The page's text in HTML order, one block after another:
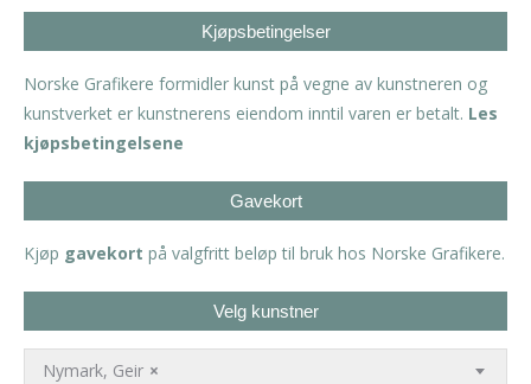
Kjøpsbetingelser
Norske Grafikere formidler kunst på vegne av kunstneren og
kunstverket er kunstnerens eiendom inntil varen er betalt. Les
kjøpsbetingelsene
Gavekort
Kjøp gavekort på valgfritt beløp til bruk hos Norske Grafikere.
Velg kunstner
×
Nymark, Geir